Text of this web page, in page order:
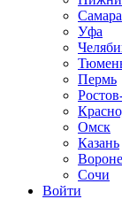
Самара
Уфа
Пермь
Омск
Казань
Сочи
Войти